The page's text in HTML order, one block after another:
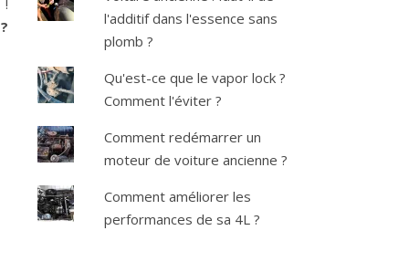
!
l'additif dans l'essence sans
plomb ?
Qu'est-ce que le vapor lock ?
Comment l'éviter ?
Comment redémarrer un
moteur de voiture ancienne ?
Comment améliorer les
performances de sa 4L ?